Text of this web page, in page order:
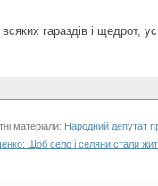
гараздів і щедрот,
матеріали: Народний депутат
Щоб село і селяни стали